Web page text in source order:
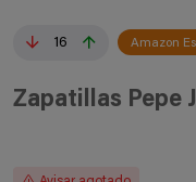
16 Amazon
Zapatillas Pepe